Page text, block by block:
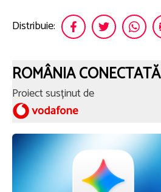
Distribuie:
ROMÂNIA CONECTATĂ
Proiect susținut de